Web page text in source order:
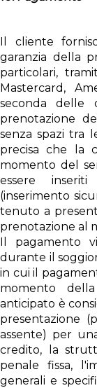
Il cliente
garanzia della
particolari,
Mastercard,
seconda delle
prenotazione
senza spazi tra
precisa che la
momento del
essere
(inserimento
tenuto a
prenotazione al
Il pagamento
durante il
in cui il
momento
anticipato è
presentazione
assente) per
credito, la
penale fissa,
generali e